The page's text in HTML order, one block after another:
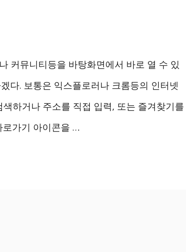
커뮤니티등을 바탕화면에서 바로 열 수 있
다. 보통은 익스플로러나 크롬등의 인터넷
하거나 주소를 직접 입력, 또는 즐겨찾기를
로가기 아이콘을 …